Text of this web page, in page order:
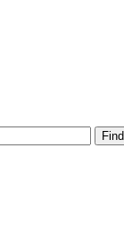
Find